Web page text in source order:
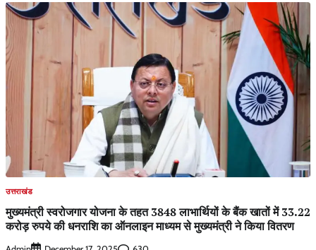
उत्तराखंड
मुख्यमंत्री स्वरोजगार योजना के तहत 3848 लाभार्थियों के बैंक खातों में 33.22
करोड़ रुपये की धनराशि का ऑनलाइन माध्यम से मुख्यमंत्री ने किया वितरण